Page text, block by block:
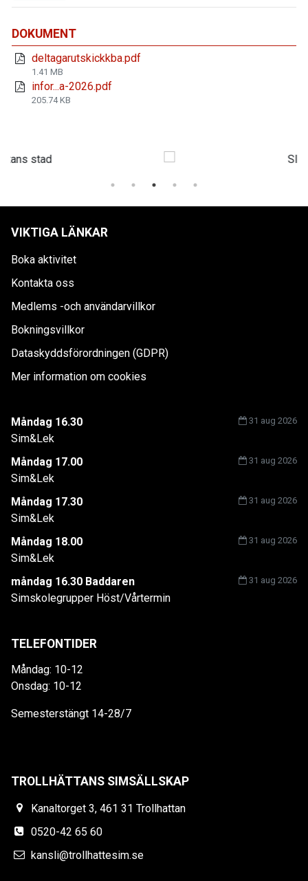
DOKUMENT
deltagarutskickkba.pdf
1.41 MB
infor...a-2026.pdf
205.74 KB
VIKTIGA LÄNKAR
Boka aktivitet
Kontakta oss
Medlems -och användarvillkor
Bokningsvillkor
Dataskyddsförordningen (GDPR)
Mer information om cookies
Måndag 16.30 31 aug 2026
Sim&Lek
Måndag 17.00
31 aug 2026
Sim&Lek
Måndag 17.30
31 aug 2026
Sim&Lek
Måndag 18.00
31 aug 2026
Sim&Lek
måndag 16.30 Baddaren
31 aug 2026
Simskolegrupper Höst/Vårtermin
TELEFONTIDER
Måndag: 10-12
Onsdag: 10-12
Semesterstängt 14-28/7
TROLLHÄTTANS SIMSÄLLSKAP
Kanaltorget 3, 461 31 Trollhattan
0520-42 65 60
kansli@trollhattesim.se